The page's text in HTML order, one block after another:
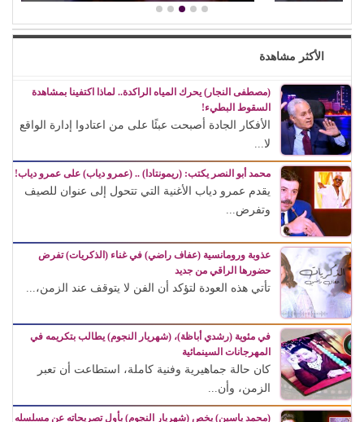
الأكثر مشاهدة
(مصطفى النجار) يحرك المياه الراكدة.. لماذا اكتفينا بمشاهدة
السقوط البطيء!
الأفكار الجادة أصبحت عبئًا على من اعتادوا إدارة الواقع
لا...
محمد أبو النصر يكتب: (ريمونتادا) .. (عمرو دياب) على عمرو دياب!
يقدم عمرو دياب الأغنية التي تتحول إلى عنوان للصيف
وتفرض...
عذوبة ورومانسية (عفاف راضي) في غناء (الذكريات) تفرض
حضورها الراقي من جديد
تأتي هذه العودة لتؤكد أن الفن لا يتوقف عند الزمن،...
في مئوية (رشدي أباظة)، (شهريار النجوم) يطالب بتكريمه في
المهرجانات السينمائية
كان حالة جماهيرية وفنية كاملة، استطاعت أن تعبر
الزمن، وأن...
(محمد ياسين) يخص (شهريار النجوم) بأول تصريحاته عن مسلسله